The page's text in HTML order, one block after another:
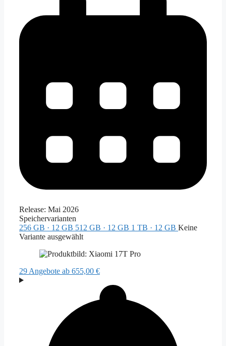
Release: Mai 2026
Speichervarianten
256 GB · 12 GB 512 GB · 12 GB 1 TB · 12 GB Keine
Variante ausgewählt
29 Angebote ab 655,00 €